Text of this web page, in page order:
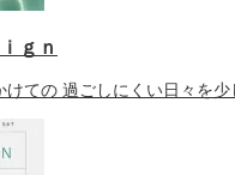
ｇｎ
ての 過ごしにくい日々を